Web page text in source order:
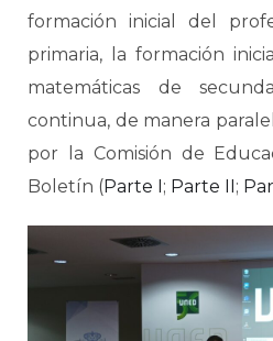
formación inicial del
primaria, la formación
matemáticas de
continua, de manera
por la Comisión de
Boletín (Parte I; Parte II;